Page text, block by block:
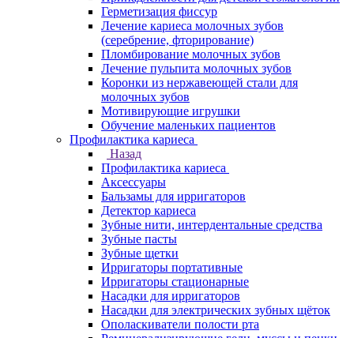
Герметизация фиссур
Лечение кариеса молочных зубов
(серебрение, фторирование)
Пломбирование молочных зубов
Лечение пульпита молочных зубов
Коронки из нержавеющей стали для
молочных зубов
Мотивирующие игрушки
Обучение маленьких пациентов
Профилактика кариеса
Назад
Профилактика кариеса
Аксессуары
Бальзамы для ирригаторов
Детектор кариеса
Зубные нити, интердентальные средства
Зубные пасты
Зубные щетки
Ирригаторы портативные
Ирригаторы стационарные
Насадки для ирригаторов
Насадки для электрических зубных щёток
Ополаскиватели полости рта